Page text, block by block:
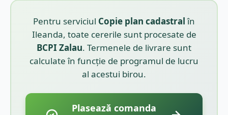
Pentru serviciul Copie plan cadastralîn
Ileanda, toate cererile sunt procesate de
BCPI Zalau. Termenele de livrare sunt
calculate în funcție de programul de lucru
al acestui birou.
Plasează comanda